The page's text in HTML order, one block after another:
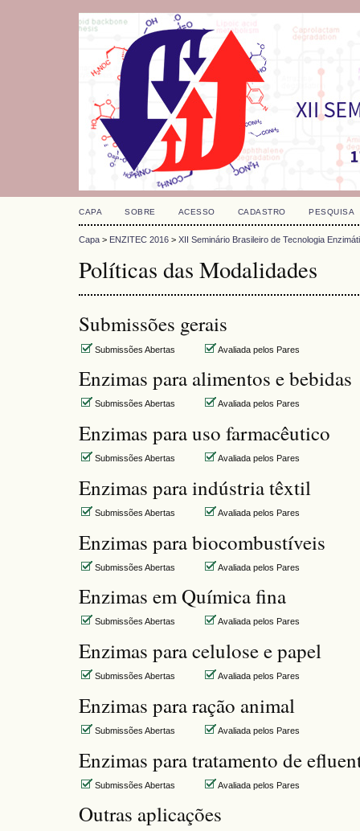
CAPA SOBRE ACESSO CADASTRO PESQUISA
Capa > ENZITEC 2016 > XII Seminário Brasileiro de Tecnologia
Políticas das Modalidades
Submissões gerais
Submissões Abertas Avaliada pelos Pares
Enzimas para alimentos e bebidas
Submissões Abertas Avaliada pelos Pares
Enzimas para uso farmacêutico
Submissões Abertas Avaliada pelos Pares
Enzimas para indústria têxtil
Submissões Abertas Avaliada pelos Pares
Enzimas para biocombustíveis
Submissões Abertas Avaliada pelos Pares
Enzimas em Química fina
Submissões Abertas Avaliada pelos Pares
Enzimas para celulose e papel
Submissões Abertas Avaliada pelos Pares
Enzimas para ração animal
Submissões Abertas Avaliada pelos Pares
Enzimas para tratamento de
Submissões Abertas Avaliada pelos Pares
Outras aplicações